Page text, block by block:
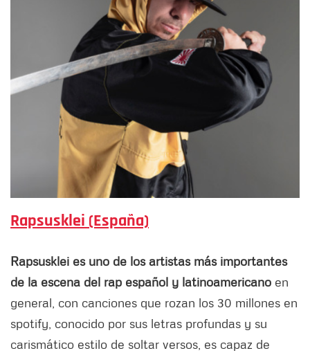
Rapsusklei (España)
Rapsusklei es uno de los artistas más importantes
de la escena del rap español y latinoamericano en
general, con canciones que rozan los 30 millones en
spotify, conocido por sus letras profundas y su
carismático estilo de soltar versos, es capaz de